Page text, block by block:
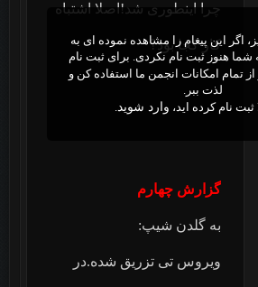
اگر این پیغام را مشاهده نموده ای به
هنوز ثبت نام نکردی. برای ثبت نام
از تمام امکانات انجمن ما استفاده کن و
لذت ببر.
ثبت نام کرده اید، وارد شوید
چرا اینطوری شد!اصلا اشتباه
کار کجا بود؟
گزارش چهارم‎‎
به گلدن شیپ:
ویروس تی تزریق شده.در